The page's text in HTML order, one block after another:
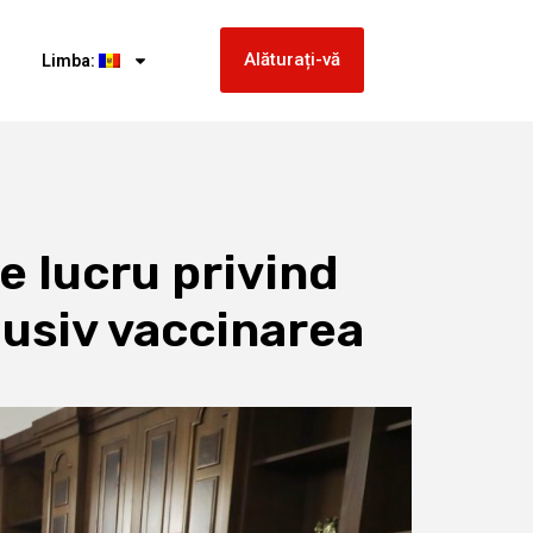
Limba: Alăturați-vă
lucru privind
vaccinarea